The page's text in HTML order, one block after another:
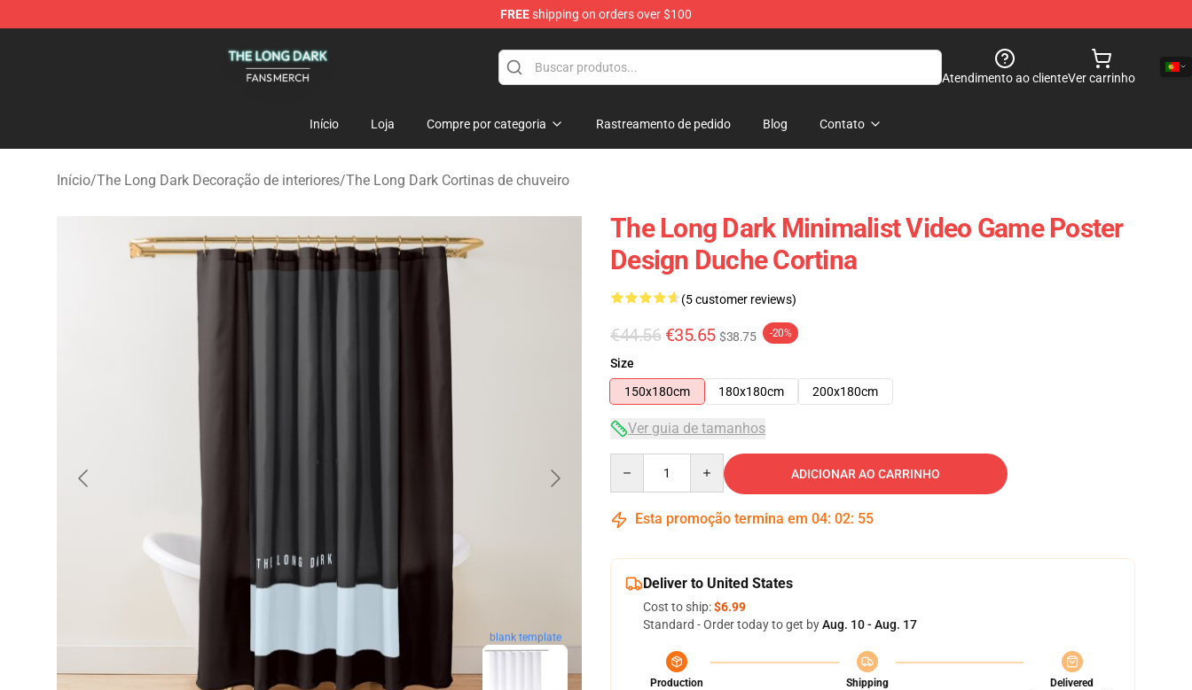
FREEshipping on orders over $100
Atendimento ao clienteVer carrinho
Início Loja Compre por categoria Rastreamento de pedido Blog Contato
Início/The Long Dark Decoração de interiores/The Long Dark Cortinas de chuveiro
blank template
The Long Dark Minimalist Video Game Poster
Design Duche Cortina
(5 customer reviews)
€44.56 €35.65 $38.75 -20%
Size
150x180cm
180x180cm 200x180cm
Ver guia de tamanhos
ADICIONAR AO CARRINHO
Esta promoção termina em 04: 02: 54
Deliver to United States
Cost to ship:$6.99
Standard - Order today to get byAug. 10 - Aug. 17
Production
Shipping
Delivered